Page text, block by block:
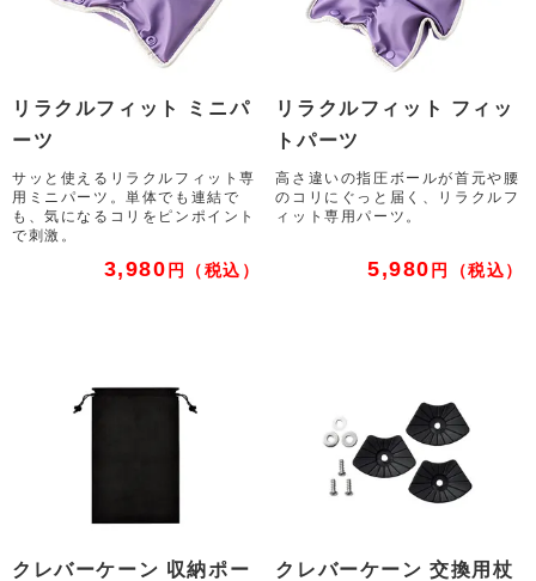
リラクルフィット ミニパ
ーツ
サッと使えるリラクルフィット専
用ミニパーツ。単体でも連結で
も、気になるコリをピンポイント
で刺激。
3,980 円 （税込）
リラクルフィット フィッ
トパーツ
高さ違いの指圧ボールが首元や腰
のコリにぐっと届く、リラクルフ
ィット専用パーツ。
5,980 円 （税込）
クレバーケーン 収納ポー
クレバーケーン 交換用杖